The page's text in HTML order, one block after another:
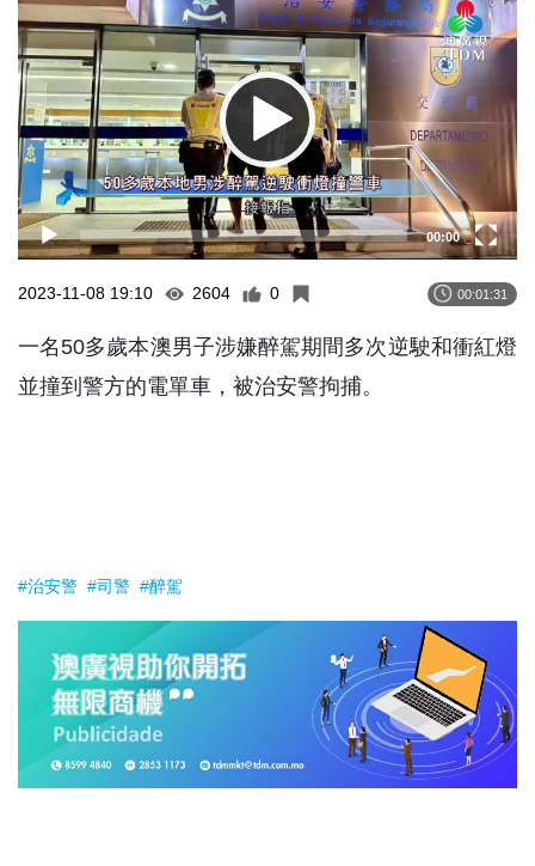
Player
00:00
2023-11-08 19:10 2604 0 00:01:31
一名50多歲本澳男子涉嫌醉駕期間多次逆駛和衝紅燈
並撞到警方的電單車，被治安警拘捕。
#治安警 #司警 #醉駕